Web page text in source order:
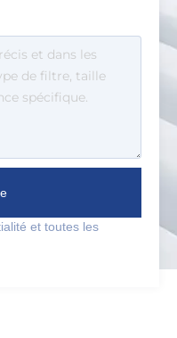
et toutes les